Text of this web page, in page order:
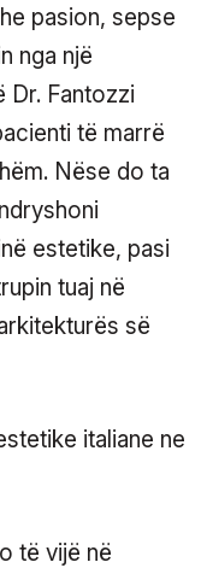
pasion, sepse
nga një
Dr. Fantozzi
të marrë
Nëse do ta
estetike, pasi
tuaj në
së
të vijë në